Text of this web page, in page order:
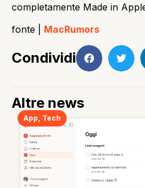
completamente Made in
fonte | MacRumors
Condividi
Altre news
App Tech